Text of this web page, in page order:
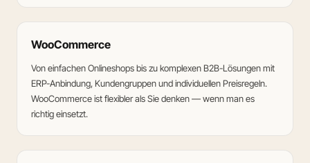
WooCommerce
Von einfachen Onlineshops bis zu komplexen B2B-Lösungen mit
ERP-Anbindung, Kundengruppen und individuellen Preisregeln.
WooCommerce ist flexibler als Sie denken — wenn man es
richtig einsetzt.